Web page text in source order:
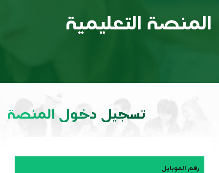
المنصة التعليمية
تسجيل دخول المنصة
رقم الموبايل